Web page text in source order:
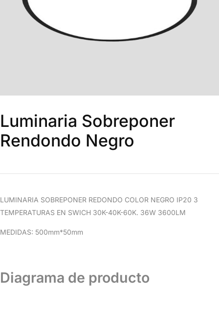
Luminaria Sobreponer
Rendondo Negro
LUMINARIA SOBREPONER REDONDO COLOR NEGRO IP20 3
TEMPERATURAS EN SWICH 30K-40K-60K. 36W 3600LM
MEDIDAS: 500mm*50mm
Diagrama de producto